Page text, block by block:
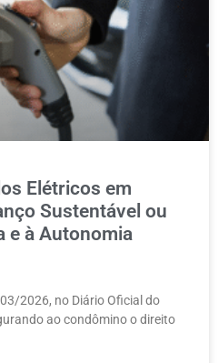
Elétricos em
Sustentável ou
e à Autonomia
2026, no Diário Oficial do
ao condômino o direito